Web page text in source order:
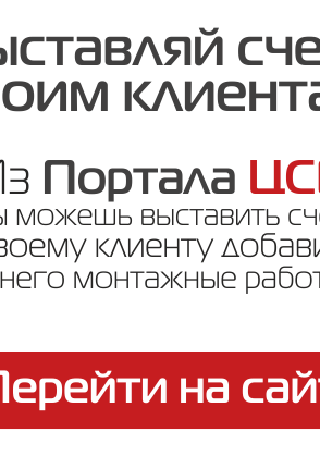
защиты RUBEZH R3 в
характеристики и
и как дооснастить существующий